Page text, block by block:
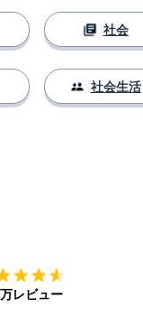
社会
社会生活
レビュー